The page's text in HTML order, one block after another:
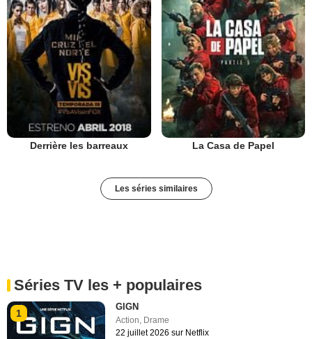
Derrière les barreaux La Casa de Papel
Les séries similaires
Séries TV les + populaires
1
GIGN
Action, Drame
22 juillet 2026 sur Netflix